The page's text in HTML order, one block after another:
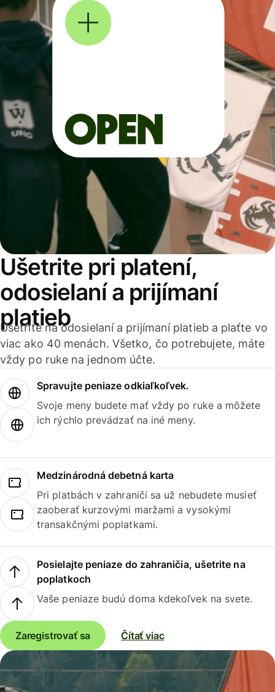
Ušetrite pri platení,
odosielaní a prijímaní
platieb
Ušetrite na odosielaní a prijímaní platieb a plaťte vo
viac ako 40 menách. Všetko, čo potrebujete, máte
vždy po ruke na jednom účte.
Spravujte peniaze odkiaľkoľvek.
Svoje meny budete mať vždy po ruke a môžete
ich rýchlo prevádzať na iné meny.
Medzinárodná debetná karta
Pri platbách v zahraničí sa už nebudete musieť
zaoberať kurzovými maržami a vysokými
transakčnými poplatkami.
Posielajte peniaze do zahraničia, ušetrite na
poplatkoch
Vaše peniaze budú doma kdekoľvek na svete.
Zaregistrovať sa Čítať viac